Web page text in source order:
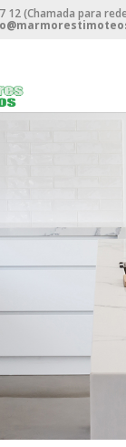
12 (Chamada para